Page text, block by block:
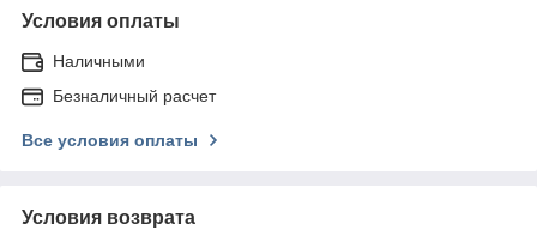
Условия оплаты
Наличными
Безналичный расчет
Все условия оплаты
Условия возврата